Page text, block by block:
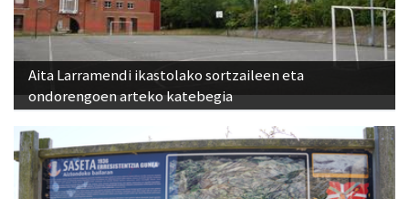
Aita Larramendi ikastolako sortzaileen eta
ondorengoen arteko katebegia